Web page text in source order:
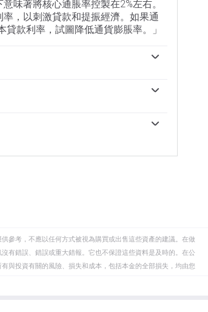
味著將核心通脹率控製在2%左右。
，以刺激貸款和提振經濟。如果通
款利率，試圖降低通貨膨脹率。」
果利率高，通常會推高美元的價
，例如4.75%-5.00%，盡管上限(在
多金融市場對美聯儲未來貨幣政策
參考，不應以任何方式被視為購買或出售這些資產的建議。在做
有錯誤、錯誤或重大錯報。它也不保證這些資料是及時的。在公
與投資有關的風險、損失和成本，包括本金的全部損失，均由您